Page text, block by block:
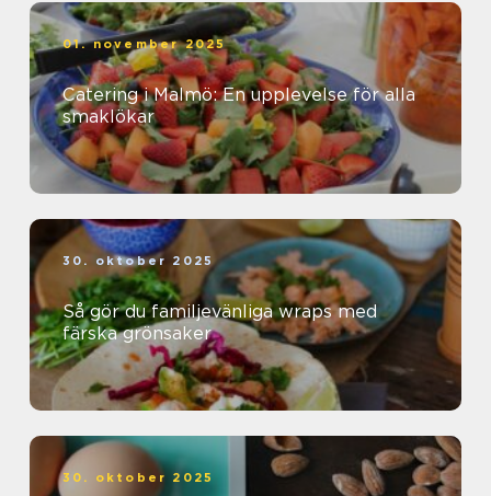
01. november 2025
Catering i Malmö: En upplevelse för alla
smaklökar
30. oktober 2025
Så gör du familjevänliga wraps med
färska grönsaker
30. oktober 2025